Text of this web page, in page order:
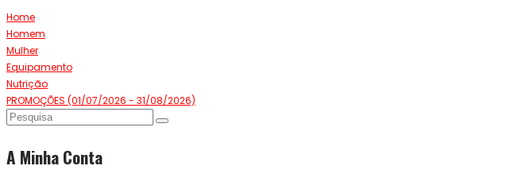
Home
Homem
Mulher
Equipamento
Nutrição
PROMOÇÕES (01/07/2026 - 31/08/2026)
A Minha Conta